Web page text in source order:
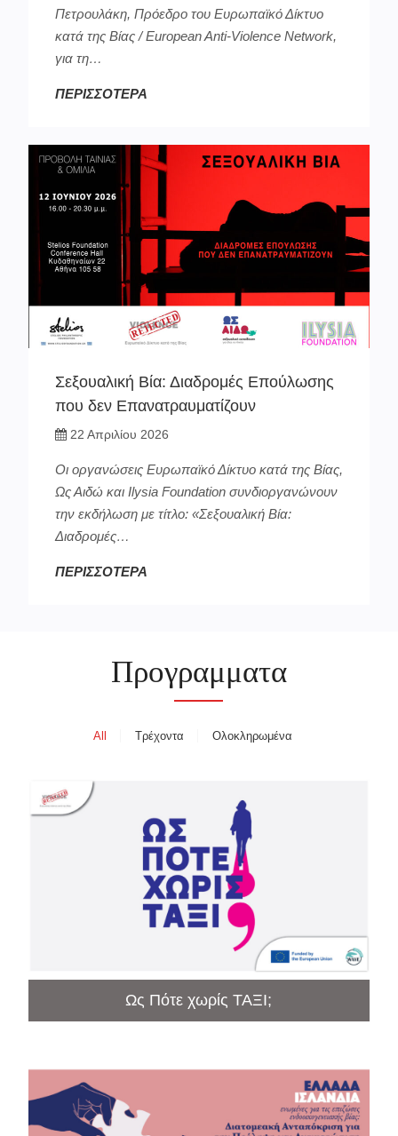
Πετρουλάκη, Πρόεδρο του Ευρωπαϊκό Δίκτυο
κατά της Βίας / European Anti-Violence Network,
για τη…
ΠΕΡΙΣΣΟΤΕΡΑ
Σεξουαλική Βία: Διαδρομές Επούλωσης
που δεν Επανατραυματίζουν
22 Απριλίου 2026
Οι οργανώσεις Ευρωπαϊκό Δίκτυο κατά της Βίας,
Ως Αιδώ και Ilysia Foundation συνδιοργανώνουν
την εκδήλωση με τίτλο: «Σεξουαλική Βία:
Διαδρομές…
ΠΕΡΙΣΣΟΤΕΡΑ
Προγραμματα
All Τρέχοντα Ολοκληρωμένα
Ως Πότε χωρίς ΤΑΞΙ;